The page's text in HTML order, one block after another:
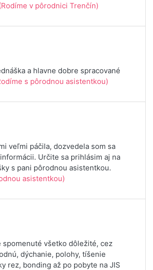
v pôrodnici Trenčín)
a hlavne dobre spracované
s pôrodnou asistentkou)
veľmi páčila, dozvedela som sa
Určite sa prihlásim aj na
s pani pôrodnou asistentkou.
asistentkou)
spomenuté všetko dôležité, cez
dýchanie, polohy, tíšenie
rez, bonding až po pobyte na JIS